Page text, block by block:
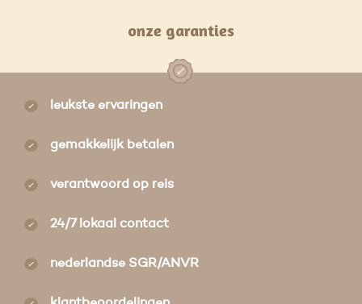
onze garanties
leukste ervaringen
gemakkelijk betalen
verantwoord op reis
24/7 lokaal contact
nederlandse SGR/ANVR